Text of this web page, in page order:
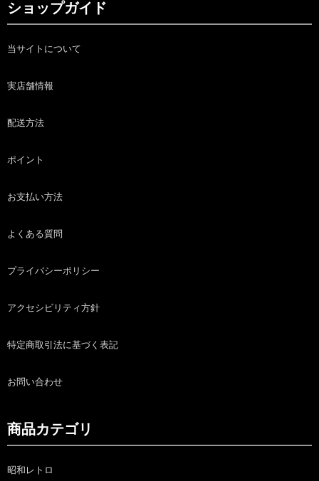
ショップガイド
当サイトについて
実店舗情報
配送方法
ポイント
お支払い方法
よくある質問
プライバシーポリシー
アクセシビリティ方針
特定商取引法に基づく表記
お問い合わせ
商品カテゴリ
昭和レトロ